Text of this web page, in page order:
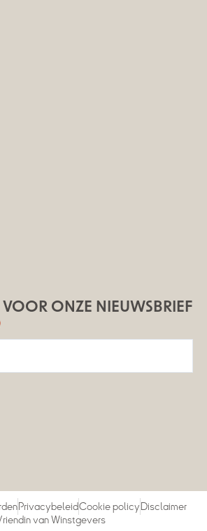
ONZE NIEUWSBRIEF
PrivacybeleidCookie policyDisclaimer
van Winstgevers